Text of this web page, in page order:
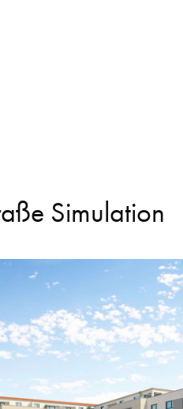
Simulation